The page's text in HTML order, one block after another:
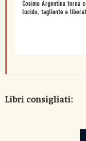
Cosimo Argentina torna
lucido, tagliente e
Libri consigliati: